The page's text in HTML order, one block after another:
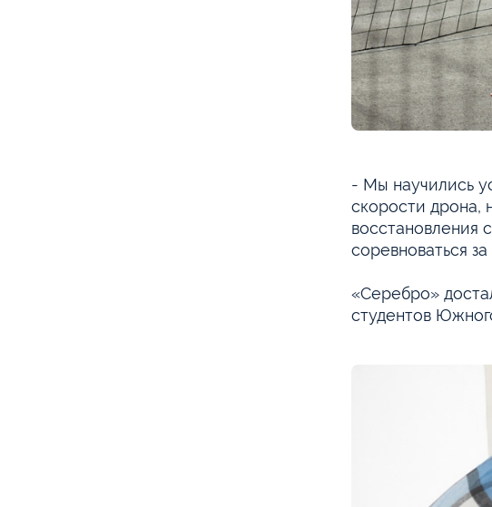
- Мы научились
скорости дрона,
восстановления
соревноваться
«Серебро»
студентов